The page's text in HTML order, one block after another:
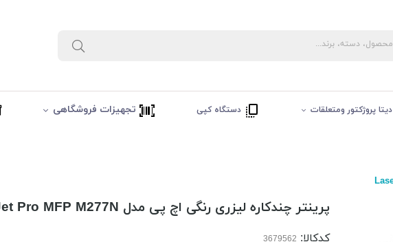
دیتا پروژکتور ومتعلقات دستگاه کپی تجهیزات فروشگاهی
پرینتر چندکاره لیزری رنگی اچ پی مدل LaserJet Pro MFP M277N
کدکالا: